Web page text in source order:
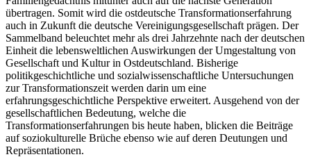
übertragen. Somit wird die ostdeutsche Transformationserfahrung
auch in Zukunft die deutsche Vereinigungsgesellschaft prägen. Der
Sammelband beleuchtet mehr als drei Jahrzehnte nach der deutschen
Einheit die lebensweltlichen Auswirkungen der Umgestaltung von
Gesellschaft und Kultur in Ostdeutschland. Bisherige
politikgeschichtliche und sozialwissenschaftliche Untersuchungen
zur Transformationszeit werden darin um eine
erfahrungsgeschichtliche Perspektive erweitert. Ausgehend von der
gesellschaftlichen Bedeutung, welche die
Transformationserfahrungen bis heute haben, blicken die Beiträge
auf soziokulturelle Brüche ebenso wie auf deren Deutungen und
Repräsentationen.